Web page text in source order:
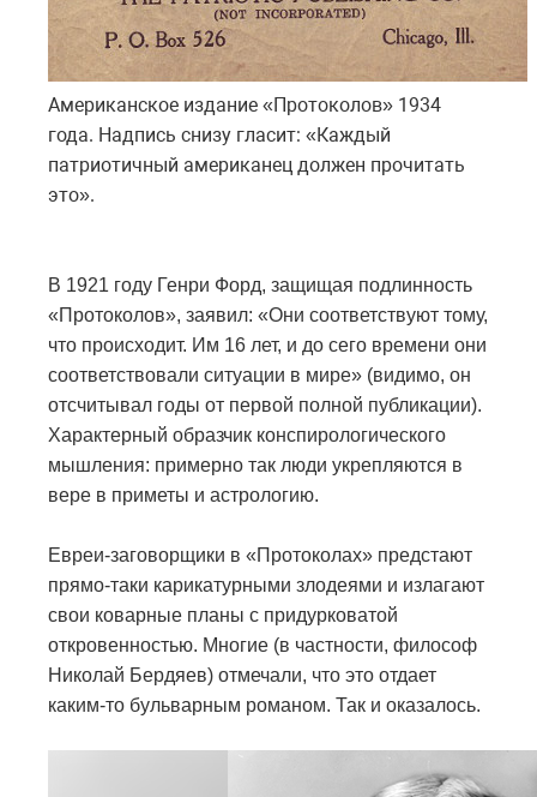
Американское издание «Протоколов» 1934
года. Надпись снизу гласит: «Каждый
патриотичный американец должен прочитать
это».
В 1921 году Генри Форд, защищая подлинность
«Протоколов», заявил: «Они соответствуют тому,
что происходит. Им 16 лет, и до сего времени они
соответствовали ситуации в мире» (видимо, он
отсчитывал годы от первой полной публикации).
Характерный образчик конспирологического
мышления: примерно так люди укрепляются в
вере в приметы и астрологию.
Евреи-заговорщики в «Протоколах» предстают
прямо-таки карикатурными злодеями и излагают
свои коварные планы с придурковатой
откровенностью. Многие (в частности, философ
Николай Бердяев) отмечали, что это отдает
каким-то бульварным романом. Так и оказалось.